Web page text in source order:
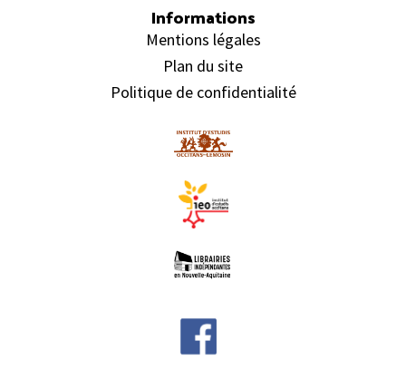
Informations
Mentions légales
Plan du site
Politique de confidentialité